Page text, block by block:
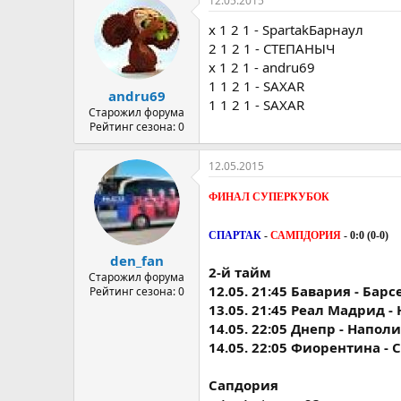
andru69
Старожил форума
Рейтинг сезона: 0
х 1 2 1 - SpartakБарнаул
2 1 2 1 - СТЕПАНЫЧ
х 1 2 1 - andru69
1 1 2 1 - SAXAR
1 1 2 1 - SAXAR
den_fan
Старожил форума
Рейтинг сезона: 0
12.05.2015
ФИНАЛ СУПЕРКУБОК
СПАРТАК - САМПДОРИЯ - 0:0 (0-0)
2-й тайм
12.05. 21:45 Бавария -
13.05. 21:45 Реал Мадрид -
14.05. 22:05 Днепр - Наполи
14.05. 22:05 Фиорентина -
Сапдория